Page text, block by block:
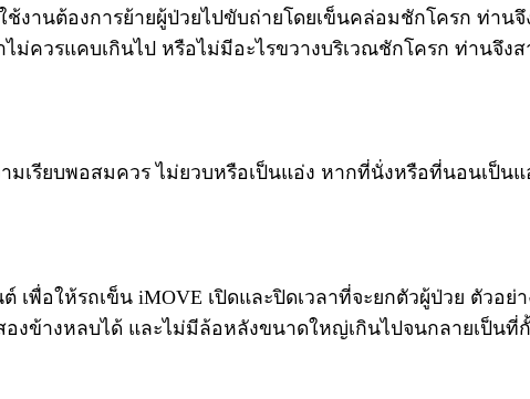
งานต้องการย้ายผู้ป่วยไปขับถ่ายโดยเข็นคล่อมชักโครก ท่าน
วรแคบเกินไป หรือไม่มีอะไรขวางบริเวณชักโครก ท่านจึงส
เรียบพอสมควร ไม่ยวบหรือเป็นแอ่ง หากที่นั่งหรือที่นอนเป็นแ
พื่อให้รถเข็น iMOVE เปิดและปิดเวลาที่จะยกตัวผู้ป่วย ตัวอย่
งข้างหลบได้ และไม่มีล้อหลังขนาดใหญ่เกินไปจนกลายเป็นที่